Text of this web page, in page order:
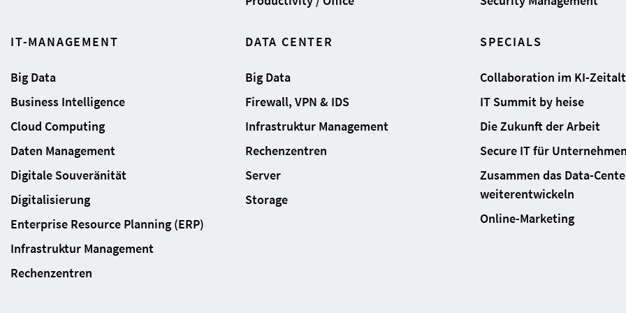
IT-MANAGEMENT
Big Data
Business Intelligence
Cloud Computing
Daten Management
Digitale Souveränität
Digitalisierung
Enterprise Resource Planning (ERP)
Infrastruktur Management
Rechenzentren
DATA CENTER
Big Data
Firewall, VPN & IDS
Infrastruktur Management
Rechenzentren
Server
Storage
SPECIALS
Collaboration im KI-
IT Summit by heise
Die Zukunft der Arbeit
Secure IT für Unternehmen
Zusammen das Data-
weiterentwickeln
Online-Marketing